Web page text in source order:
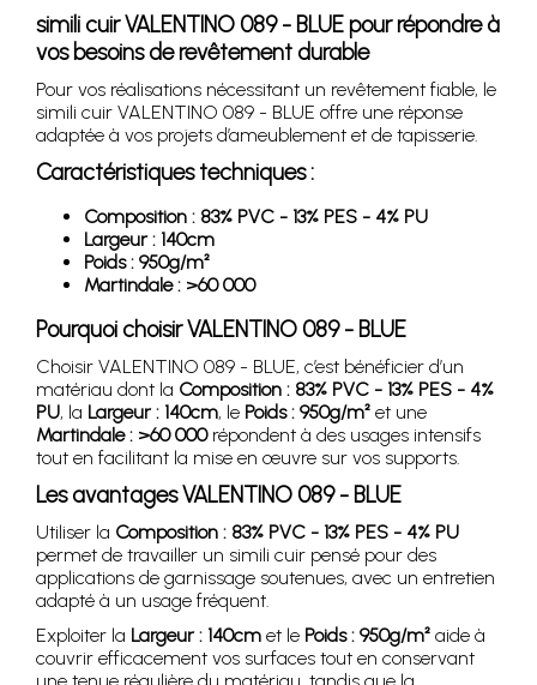
simili cuir VALENTINO 089 - BLUE pour répondre à
vos besoins de revêtement durable
Pour vos réalisations nécessitant un revêtement fiable, le
simili cuir VALENTINO 089 - BLUE offre une réponse
adaptée à vos projets d’ameublement et de tapisserie.
Caractéristiques techniques :
Composition : 83% PVC - 13% PES - 4% PU
Largeur : 140cm
Poids : 950g/m²
Martindale : >60 000
Pourquoi choisir VALENTINO 089 - BLUE
Choisir VALENTINO 089 - BLUE, c’est bénéficier d’un
matériau dont la Composition : 83% PVC - 13% PES - 4%
PU, la Largeur : 140cm, le Poids : 950g/m² et une
Martindale : >60 000répondent à des usages intensifs
tout en facilitant la mise en œuvre sur vos supports.
Les avantages VALENTINO 089 - BLUE
Utiliser la Composition : 83% PVC - 13% PES - 4% PU
permet de travailler un simili cuir pensé pour des
applications de garnissage soutenues, avec un entretien
adapté à un usage fréquent.
Exploiter la Largeur : 140cm et le Poids : 950g/m² aide à
couvrir efficacement vos surfaces tout en conservant
une tenue régulière du matériau, tandis que la